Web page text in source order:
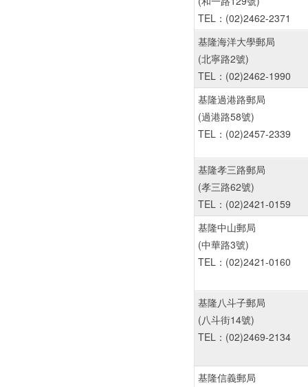
TEL：(02)2462-2371
基隆海洋大學郵局
(北寧路2號)
TEL：(02)2462-1990
基隆過港路郵局
(過港路58號)
TEL：(02)2457-2339
基隆孝三路郵局
(孝三路62號)
TEL：(02)2421-0159
基隆中山郵局
(中華路3號)
TEL：(02)2421-0160
基隆八斗子郵局
(八斗街14號)
TEL：(02)2469-2134
基隆信義郵局